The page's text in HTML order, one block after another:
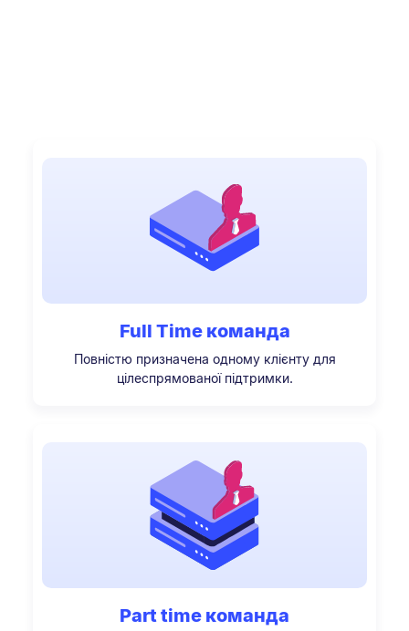
Full Time команда
Повністю призначена одному клієнту для
цілеспрямованої підтримки.
Part time команда